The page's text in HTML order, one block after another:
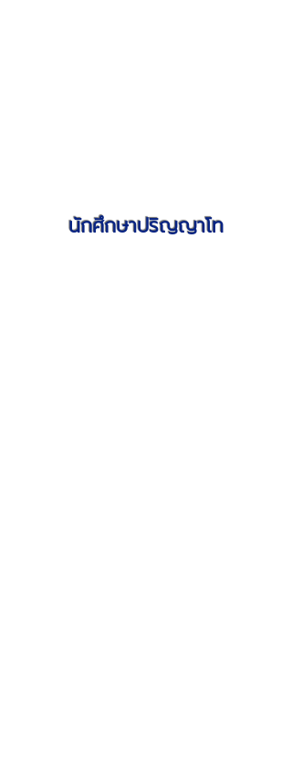
นักศึกษาปริญญาโท